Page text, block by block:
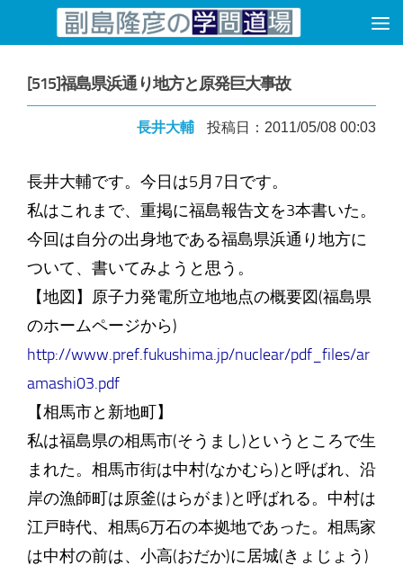
コンテンツへスキップ
[515]福島県浜通り地方と原発巨大事故
長井大輔 投稿日：2011/05/08 00:03
長井大輔です。今日は5月7日です。
私はこれまで、重掲に福島報告文を3本書いた。
今回は自分の出身地である福島県浜通り地方に
ついて、書いてみようと思う。
【地図】原子力発電所立地地点の概要図(福島県
のホームページから)
http://www.pref.fukushima.jp/nuclear/pdf_files/ar
amashi03.pdf
【相馬市と新地町】
私は福島県の相馬市(そうまし)というところで生
まれた。相馬市街は中村(なかむら)と呼ばれ、沿
岸の漁師町は原釜(はらがま)と呼ばれる。中村は
江戸時代、相馬6万石の本拠地であった。相馬家
は中村の前は、小高(おだか)に居城(きょじょう)